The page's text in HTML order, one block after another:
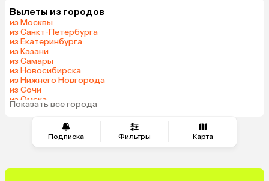
Подписка Фильтры Карта
Саудовская Аравия
Вылеты из городов
из Москвы
из Санкт-Петербурга
из Екатеринбурга
из Казани
из Самары
из Новосибирска
из Нижнего Новгорода
из Сочи
из Омска
из Красноярска
Показать все города